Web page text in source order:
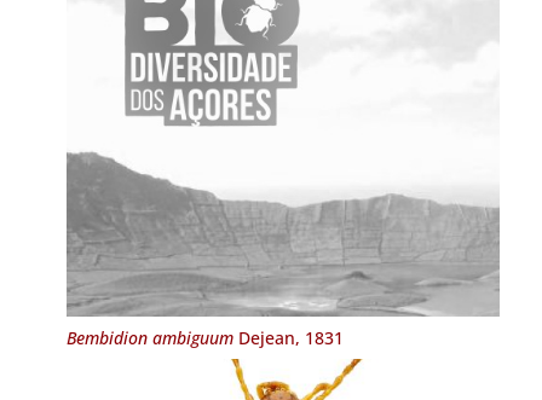
Bembidion ambiguumDejean, 1831